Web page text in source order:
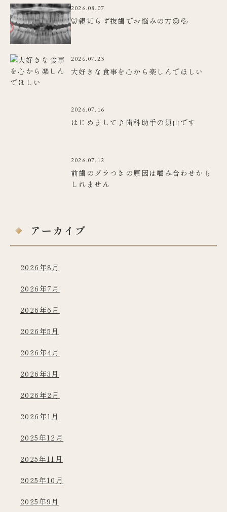
2026.08.07
🦷親知らず抜歯でお悩みの方😖💦
2026.07.23
大好きな食事を心から楽しんでほしい
2026.07.16
はじめまして♪歯科助手の須山です
2026.07.12
前歯のグラつきの原因は嚙み合わせかも
しれません
アーカイブ
2026年8月
2026年7月
2026年6月
2026年5月
2026年4月
2026年3月
2026年2月
2026年1月
2025年12月
2025年11月
2025年10月
2025年9月